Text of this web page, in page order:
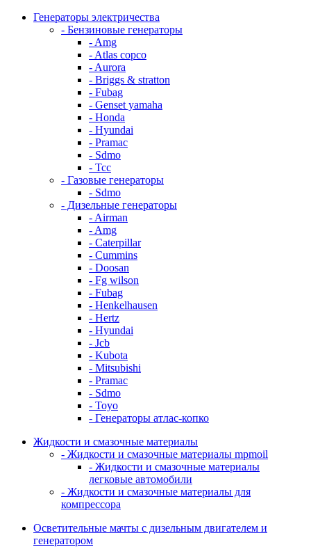
Генераторы электричества
- Бензиновые генераторы
- Amg
- Atlas copco
- Aurora
- Briggs & stratton
- Fubag
- Genset yamaha
- Honda
- Hyundai
- Pramac
- Sdmo
- Тсс
- Газовые генераторы
- Sdmo
- Дизельные генераторы
- Airman
- Amg
- Caterpillar
- Cummins
- Doosan
- Fg wilson
- Fubag
- Henkelhausen
- Hertz
- Hyundai
- Jcb
- Kubota
- Mitsubishi
- Pramac
- Sdmo
- Toyo
- Генераторы атлас-копко
Жидкости и смазочные материалы
- Жидкости и смазочные материалы mpmoil
- Жидкости и смазочные материалы
легковые автомобили
- Жидкости и смазочные материалы для
компрессора
Осветительные мачты с дизельным двигателем и
генератором